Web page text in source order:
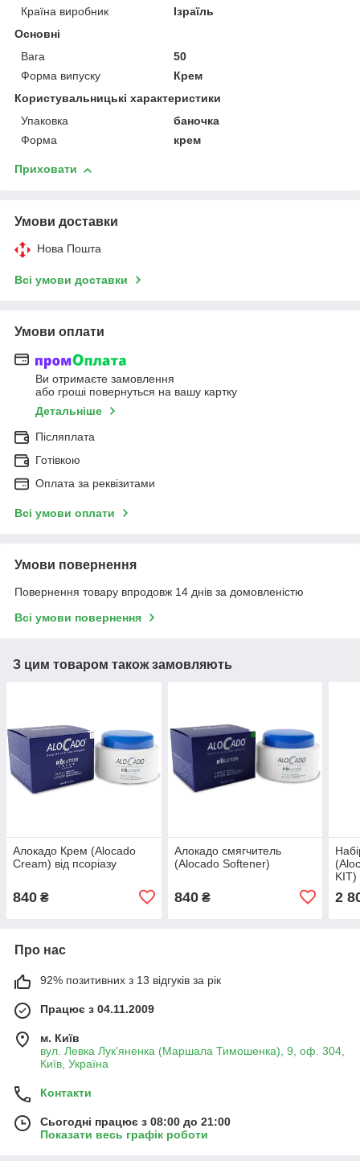
Країна виробник
Ізраїль
Основні
Вага
50
Форма випуску
Крем
Користувальницькі характеристики
Упаковка
баночка
Форма
крем
Приховати
Умови доставки
Нова Пошта
Всі умови доставки
Умови оплати
Ви отримаєте замовлення
або гроші повернуться на вашу картку
Детальніше
Післяплата
Готівкою
Оплата за реквізитами
Всі умови оплати
Умови повернення
Повернення товару впродовж 14 днів за домовленістю
Всі умови повернення
З цим товаром також замовляють
Алокадо Крем (Alocado
Cream) від псоріазу
840 ₴
Алокадо смягчитель
(Alocado Softener)
840₴
KIT)
2
Про нас
92% позитивних з 13 відгуків за рік
Працює з 04.11.2009
м. Київ
вул. Левка Лук'яненка (Маршала Тимошенка), 9, оф. 304,
Київ, Україна
Контакти
Сьогодні працює з 08:00 до 21:00
Показати весь графік роботи